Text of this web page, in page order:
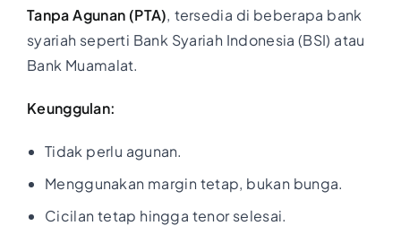
Tanpa Agunan (PTA), tersedia di beberapa bank
syariah seperti Bank Syariah Indonesia (BSI) atau
Bank Muamalat.
Keunggulan:
Tidak perlu agunan.
Menggunakan margin tetap, bukan bunga.
Cicilan tetap hingga tenor selesai.